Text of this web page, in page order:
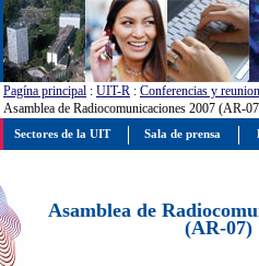
Pagína principal : UIT-R : Conferencias y
Asamblea de Radiocomunicaciones 2007 (AR-
Asamblea de
(AR-07)
Sectores de la UIT Sala de prensa